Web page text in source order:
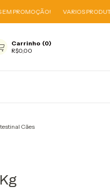
VARIOS PRODUTOS EM
Carrinho (0)
R$0,00
Cães